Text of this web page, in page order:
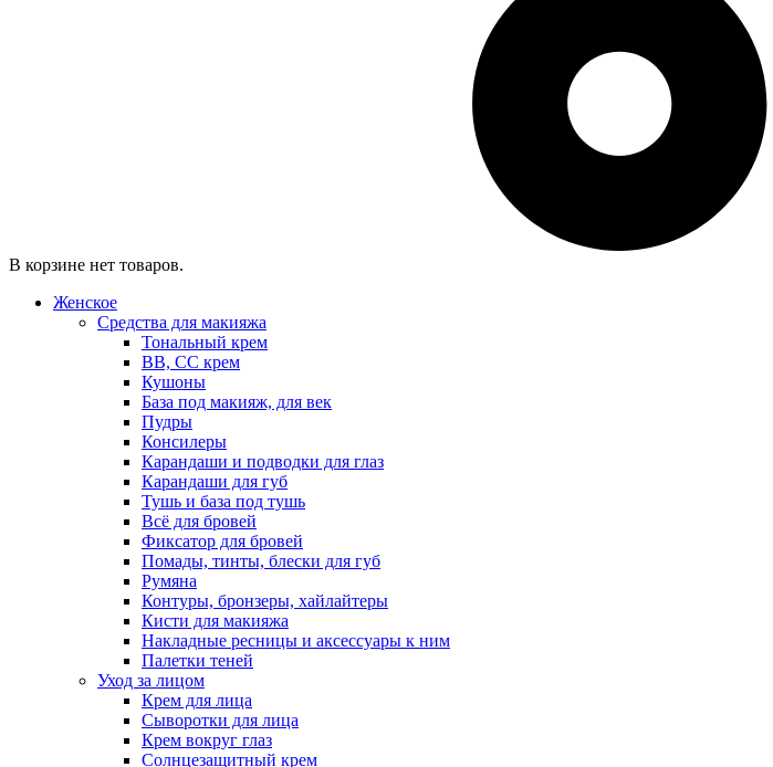
В корзине нет товаров.
Женское
Средства для макияжа
Тональный крем
BB, CC крем
Кушоны
База под макияж, для век
Пудры
Консилеры
Карандаши и подводки для глаз
Карандаши для губ
Тушь и база под тушь
Всё для бровей
Фиксатор для бровей
Помады, тинты, блески для губ
Румяна
Контуры, бронзеры, хайлайтеры
Кисти для макияжа
Накладные ресницы и аксессуары к ним
Палетки теней
Уход за лицом
Крем для лица
Сыворотки для лица
Крем вокруг глаз
Солнцезащитный крем